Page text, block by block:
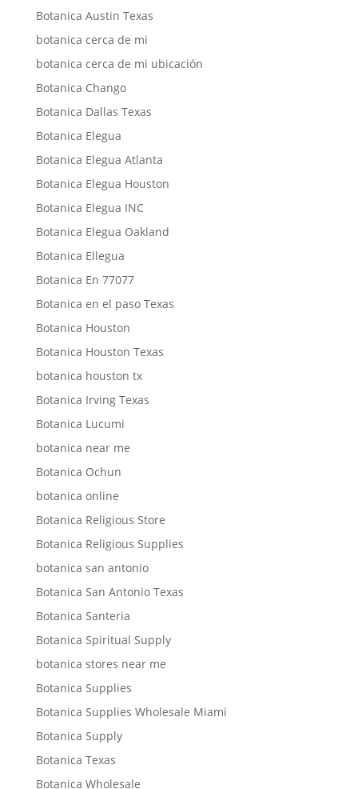
Botanica Austin Texas
botanica cerca de mi
botanica cerca de mi ubicación
Botanica Chango
Botanica Dallas Texas
Botanica Elegua
Botanica Elegua Atlanta
Botanica Elegua Houston
Botanica Elegua INC
Botanica Elegua Oakland
Botanica Ellegua
Botanica En 77077
Botanica en el paso Texas
Botanica Houston
Botanica Houston Texas
botanica houston tx
Botanica Irving Texas
Botanica Lucumi
botanica near me
Botanica Ochun
botanica online
Botanica Religious Store
Botanica Religious Supplies
botanica san antonio
Botanica San Antonio Texas
Botanica Santeria
Botanica Spiritual Supply
botanica stores near me
Botanica Supplies
Botanica Supplies Wholesale Miami
Botanica Supply
Botanica Texas
Botanica Wholesale